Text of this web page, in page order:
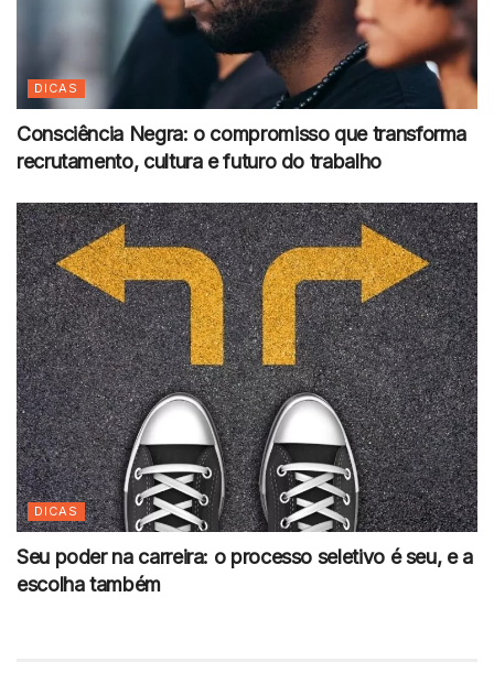
DICAS
Consciência Negra: o compromisso que transforma
recrutamento, cultura e futuro do trabalho
DICAS
Seu poder na carreira: o processo seletivo é seu, e a
escolha também